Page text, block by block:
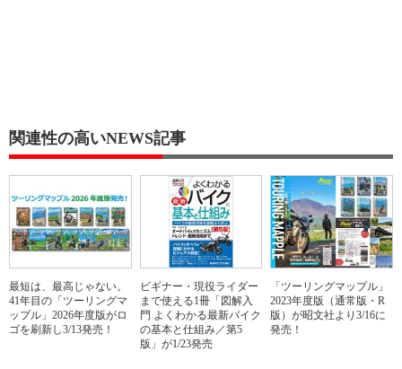
関連性の高いNEWS記事
最短は、最高じゃない。
41年目の「ツーリングマ
ップル」2026年度版がロ
ゴを刷新し3/13発売！
ビギナー・現役ライダー
まで使える1冊「図解入
門 よくわかる最新バイク
の基本と仕組み／第5
版」が1/23発売
「ツーリングマップル」
2023年度版（通常版・R
版）が昭文社より3/16に
発売！